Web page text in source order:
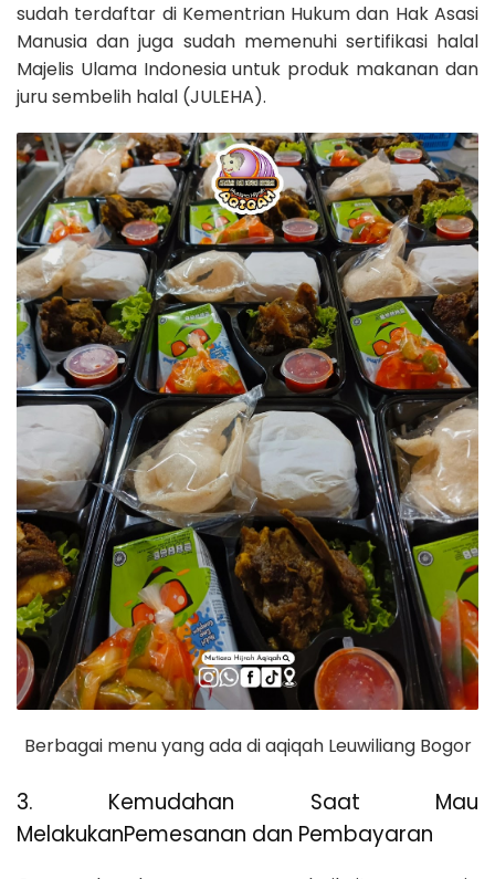
sudah terdaftar di Kementrian Hukum dan Hak Asasi
Manusia dan juga sudah memenuhi sertifikasi halal
Majelis Ulama Indonesia untuk produk makanan dan
juru sembelih halal (JULEHA).
Berbagai menu yang ada di aqiqah Leuwiliang Bogor
3. Kemudahan Saat Mau
MelakukanPemesanan dan Pembayaran